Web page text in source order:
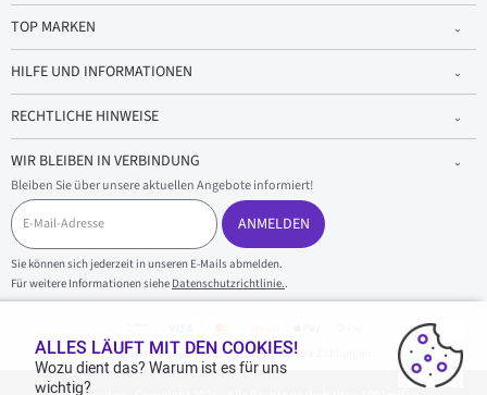
TOP MARKEN
HILFE UND INFORMATIONEN
RECHTLICHE HINWEISE
WIR BLEIBEN IN VERBINDUNG
Bleiben Sie über unsere aktuellen Angebote informiert!
E
-
M
a
i
l
ANMELDEN
Sie können sich jederzeit in unseren E-Mails abmelden.
Für weitere Informationen siehe Datenschutzrichtlinie..
100 % sicherer Einkauf und sichere Zahlungen
ALLES LÄUFT MIT DEN COOKIES!
Wozu dient das? Warum ist es für uns
wichtig?